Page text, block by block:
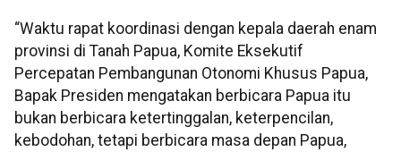
“Waktu rapat koordinasi dengan kepala daerah enam
provinsi di Tanah Papua, Komite Eksekutif
Percepatan Pembangunan Otonomi Khusus Papua,
Bapak Presiden mengatakan berbicara Papua itu
bukan berbicara ketertinggalan, keterpencilan,
kebodohan, tetapi berbicara masa depan Papua,